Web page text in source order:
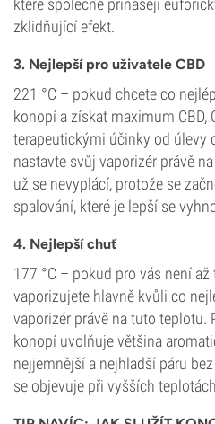
které společně přinášejí
zklidňující efekt.
3. Nejlepší pro uživatele CBD
221 °C – pokud chcete co
konopí a získat maximum CBD,
terapeutickými účinky od úlevy
nastavte svůj vaporizér právě
už se nevyplácí, protože se
spalování, které je lepší se
4. Nejlepší chuť
177 °C – pokud pro vás není
vaporizujete hlavně kvůli co
vaporizér právě na tuto teplotu.
konopí uvolňuje většina
nejjemnější a nejhladší páru
se objevuje při vyšších